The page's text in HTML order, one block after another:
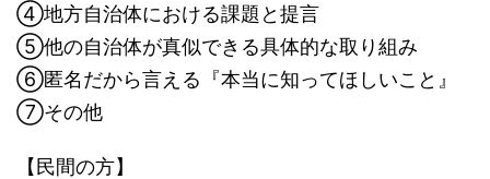
④地方自治体における課題と提言
⑤他の自治体が真似できる具体的な取り組み
⑥匿名だから言える『本当に知ってほしいこと』
⑦その他
【民間の方】